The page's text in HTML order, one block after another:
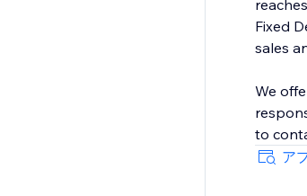
Fixed
sales
We
ア